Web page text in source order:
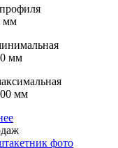
мм
мм
мм